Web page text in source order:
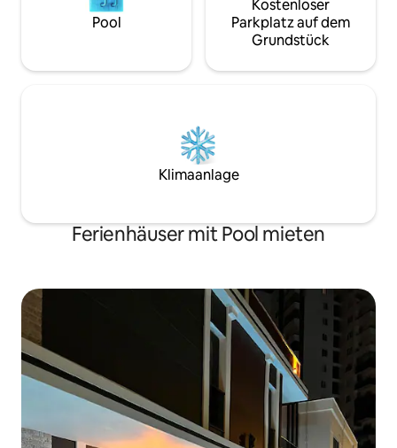
Pool
Kostenloser
Parkplatz auf dem
Grundstück
Klimaanlage
Ferienhäuser mit Pool mieten